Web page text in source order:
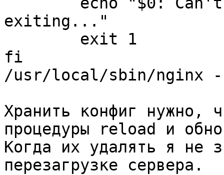
exiting..."
fi
/usr/local/sbin/nginx -c
Хранить конфиг нужно,
процедуры reload и
Когда их удалять я не
перезагрузке сервера.